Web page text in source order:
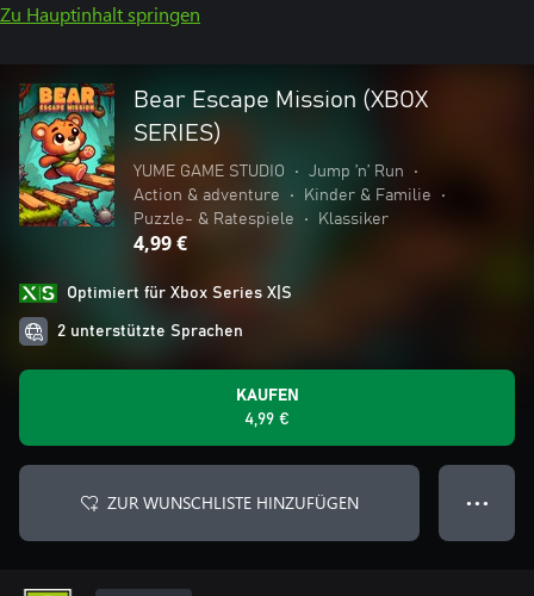
Zu Hauptinhalt springen
Bear Escape Mission (XBOX
SERIES)
YUME GAME STUDIO • Jump ’n’ Run
•
Action & adventure
• Kinder & Familie
•
Puzzle- & Ratespiele
• Klassiker
4,99 €
Optimiert für Xbox Series X|S
2 unterstützte Sprachen
KAUFEN
4,99 €
ZUR WUNSCHLISTE HINZUFÜGEN ● ● ●